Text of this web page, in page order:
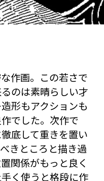
作画。この若さで
のは素晴らしい才
形もアクションも
でした。次作で
底して重きを置い
きところと描き過
関係がもっと良く
く使うと格段に作